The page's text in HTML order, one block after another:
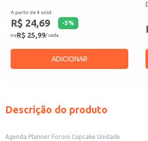
A partir de 4 unid.
R$ 24,69 -5%
ouR$ 25,99/ cada
ADICIONAR
Descrição do produto
Agenda Planner Foroni Cupcake Unidade